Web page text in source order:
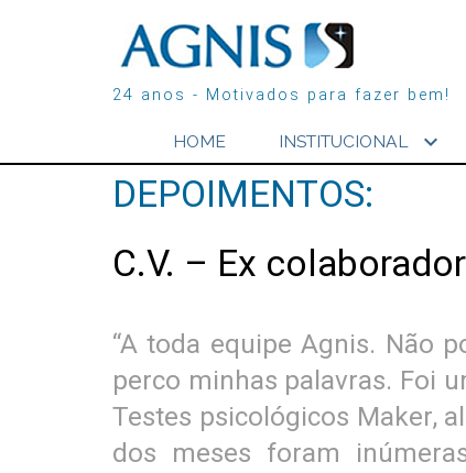
24 anos - Motivados para fazer bem!
HOME INSTITUCIONAL expand_more
DEPOIMENTOS:
C.V. – Ex
“A toda equipe Agnis. Não
perco minhas palavras. Foi
Testes psicológicos Maker,
dos meses foram